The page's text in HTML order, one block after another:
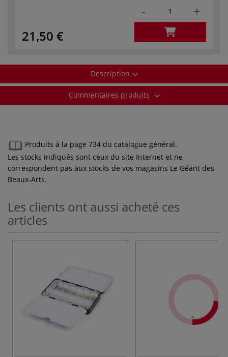
21,50 €
- +
Description
Commentaires produits
Produits à la page 734 du catalogue général.
Les stocks indiqués sont ceux du site Internet et ne
correspondent pas aux stocks de vos magasins Le Géant des
Beaux-Arts.
Les clients ont aussi acheté ces
articles